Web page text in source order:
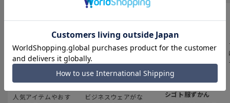
最新のお買い得情報
人気アイテムやおす
スーツスクエア
ビジネスウェアがな
みんなの
シゴト服ずかん